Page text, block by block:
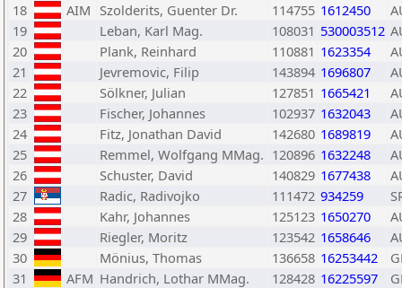
18
AIM Szolderits, Guenter Dr. 114755 1612450
19
Leban, Karl Mag. 108031 530003512
20
Plank, Reinhard 110881 1623354
21
Jevremovic, Filip 143894 1696807
22
Sölkner, Julian 127851 1665421
23
Fischer, Johannes 102937 1632043
24
Fitz, Jonathan David 142680 1689819
25
Remmel, Wolfgang MMag. 120896 1632248
26
Schuster, David 140829 1677438
27
Radic, Radivojko 111472 934259
28
Kahr, Johannes 125123 1650270
29
Riegler, Moritz 123542 1658646
30
Mönius, Thomas 136658 16253442
31
AFM Handrich, Lothar MMag. 128428 16225597